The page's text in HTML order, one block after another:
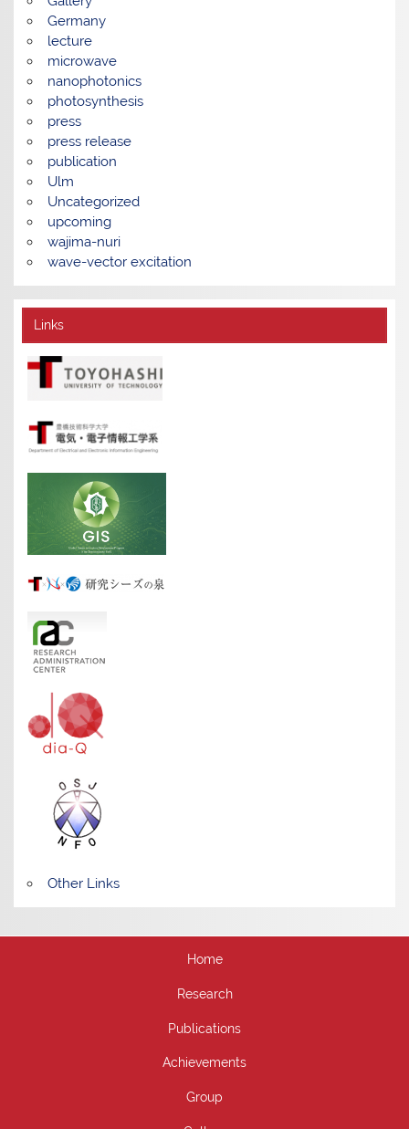
Germany
lecture
microwave
nanophotonics
photosynthesis
press
press release
publication
Ulm
Uncategorized
upcoming
wajima-nuri
wave-vector excitation
Links
Other Links
Home
Research
Publications
Achievements
Group